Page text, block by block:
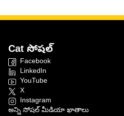
Cat సోషల్
Facebook
LinkedIn
YouTube
X
Instagram
అన్ని సోషల్ మీడియా ఖాతాలు